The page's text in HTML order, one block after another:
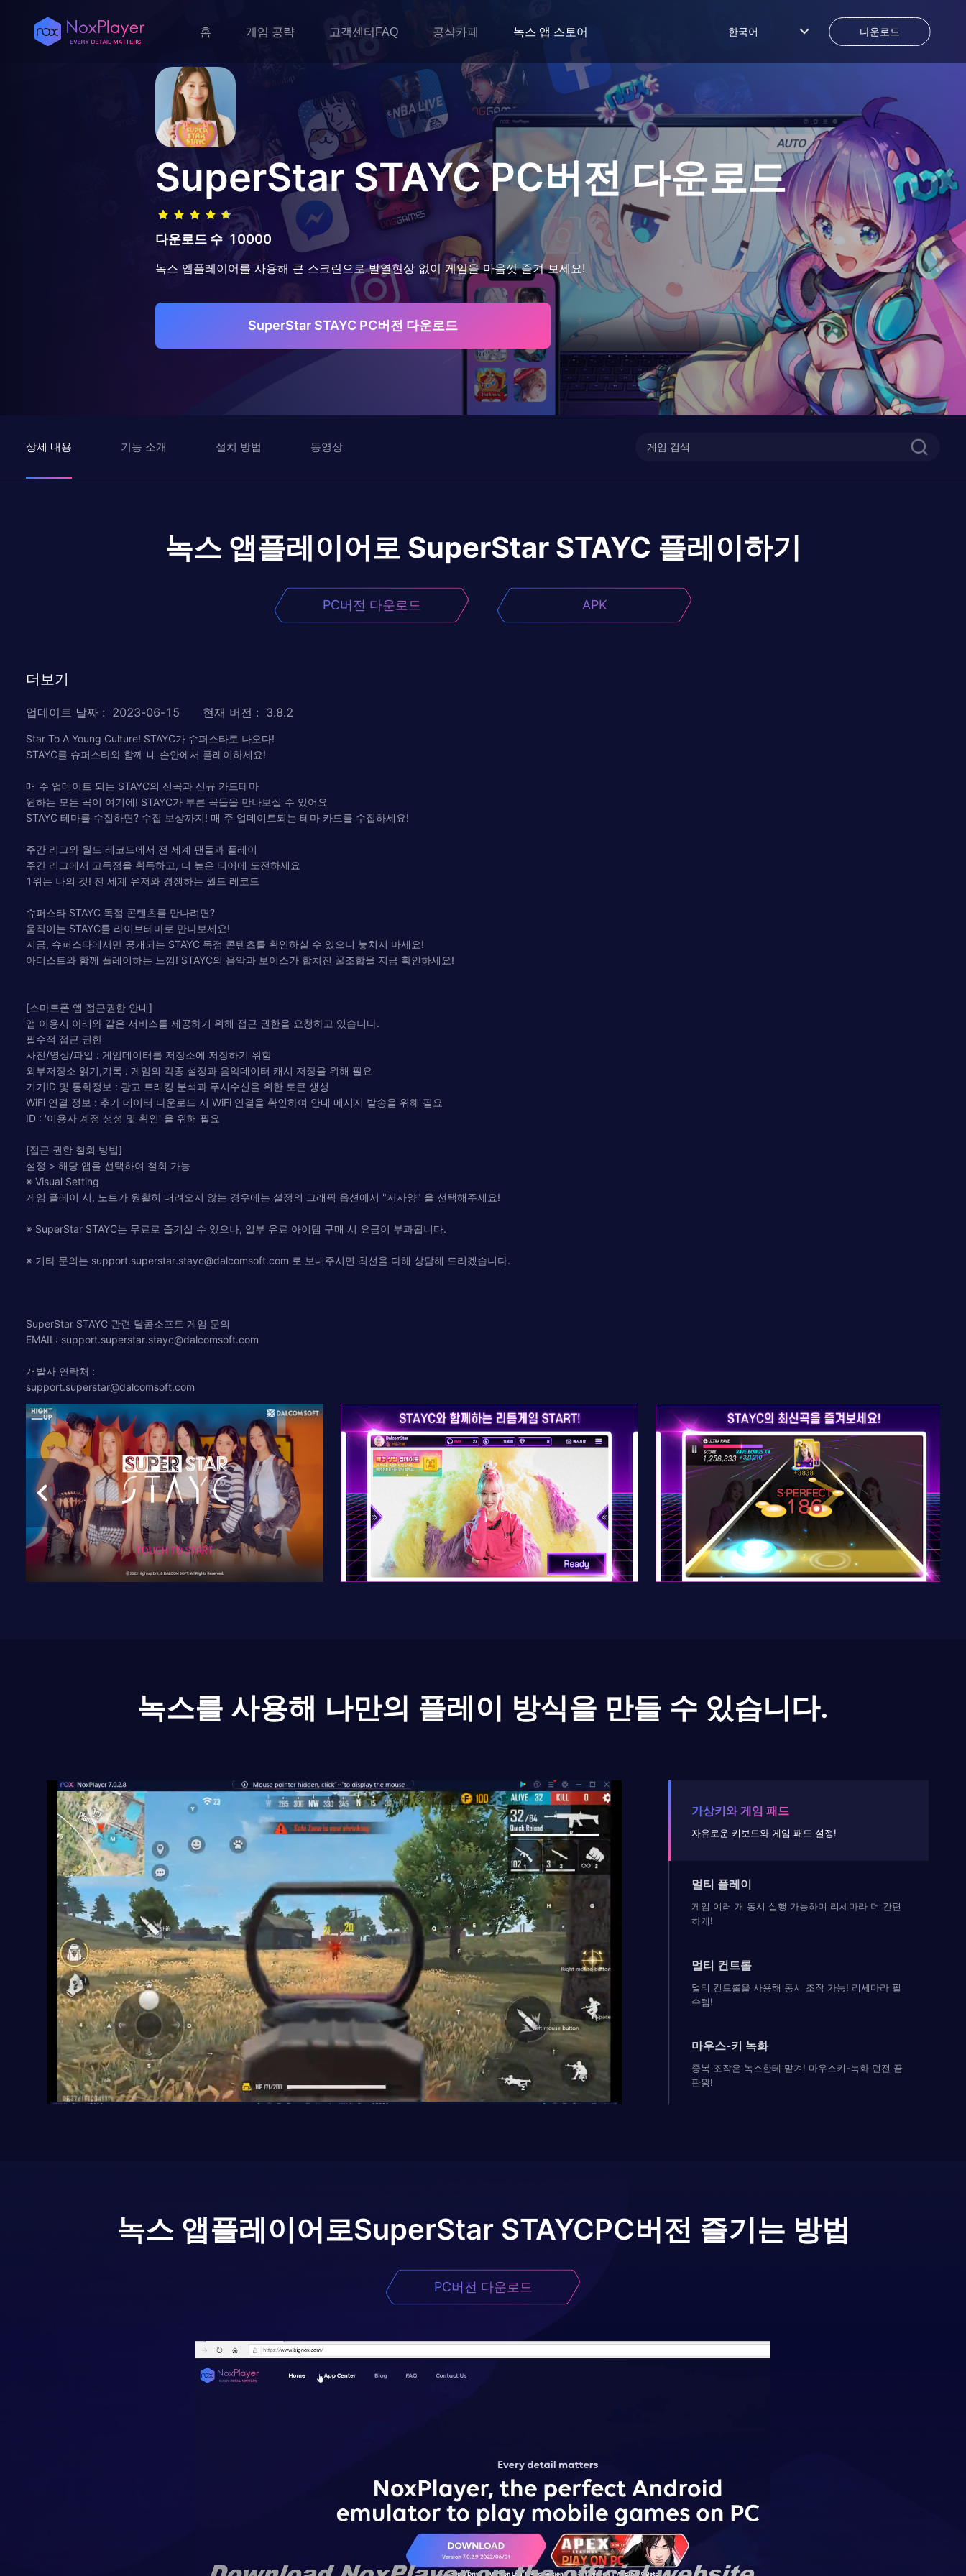
홈 게임 공략 고객센터FAQ 공식카페 녹스 앱 스토어 한국어 다운로드
SuperStar STAYCPC버전 다운로드
다운로드 수 10000
녹스 앱플레이어를 사용해 큰 스크린으로 발열현상 없이 게임을 마음껏 즐겨 보세요!
SuperStar STAYC PC버전 다운로드
상세 내용 기능 소개 설치 방법 동영상
녹스 앱플레이어로 SuperStar STAYC 플레이하기
PC버전 다운로드 APK
더보기
업데이트 날짜 : 2023-06-15 현재 버전 : 3.8.2
Star To A Young Culture! STAYC가 슈퍼스타로 나오다!
STAYC를 슈퍼스타와 함께 내 손안에서 플레이하세요!
매 주 업데이트 되는 STAYC의 신곡과 신규 카드테마
원하는 모든 곡이 여기에! STAYC가 부른 곡들을 만나보실 수 있어요
STAYC 테마를 수집하면? 수집 보상까지! 매 주 업데이트되는 테마 카드를 수집하세요!
주간 리그와 월드 레코드에서 전 세계 팬들과 플레이
주간 리그에서 고득점을 획득하고, 더 높은 티어에 도전하세요
1위는 나의 것! 전 세계 유저와 경쟁하는 월드 레코드
슈퍼스타 STAYC 독점 콘텐츠를 만나려면?
움직이는 STAYC를 라이브테마로 만나보세요!
지금, 슈퍼스타에서만 공개되는 STAYC 독점 콘텐츠를 확인하실 수 있으니 놓치지 마세요!
아티스트와 함께 플레이하는 느낌! STAYC의 음악과 보이스가 합쳐진 꿀조합을 지금 확인하세요!
[스마트폰 앱 접근권한 안내]
앱 이용시 아래와 같은 서비스를 제공하기 위해 접근 권한을 요청하고 있습니다.
필수적 접근 권한
사진/영상/파일 : 게임데이터를 저장소에 저장하기 위함
외부저장소 읽기,기록 : 게임의 각종 설정과 음악데이터 캐시 저장을 위해 필요
기기ID 및 통화정보 : 광고 트래킹 분석과 푸시수신을 위한 토큰 생성
WiFi 연결 정보 : 추가 데이터 다운로드 시 WiFi 연결을 확인하여 안내 메시지 발송을 위해 필요
ID : '이용자 계정 생성 및 확인' 을 위해 필요
[접근 권한 철회 방법]
설정 > 해당 앱을 선택하여 철회 가능
※ Visual Setting
게임 플레이 시, 노트가 원활히 내려오지 않는 경우에는 설정의 그래픽 옵션에서 "저사양" 을 선택해주세요!
※ SuperStar STAYC는 무료로 즐기실 수 있으나, 일부 유료 아이템 구매 시 요금이 부과됩니다.
※ 기타 문의는 support.superstar.stayc@dalcomsoft.com 로 보내주시면 최선을 다해 상담해 드리겠습니다.
SuperStar STAYC 관련 달콤소프트 게임 문의
EMAIL: support.superstar.stayc@dalcomsoft.com
개발자 연락처 :
support.superstar@dalcomsoft.com
녹스를 사용해 나만의 플레이 방식을 만들 수 있습니다.
가상키와 게임 패드
자유로운 키보드와 게임 패드 설정!
멀티 플레이
게임 여러 개 동시 실행 가능하며 리세마라 더 간편
하게!
멀티 컨트롤
멀티 컨트롤을 사용해 동시 조작 가능! 리세마라 필
수템!
마우스-키 녹화
중복 조작은 녹스한테 맡겨! 마우스키-녹화 던전 끝
판왕!
녹스 앱플레이어로SuperStar STAYCPC버전 즐기는 방법
PC버전 다운로드